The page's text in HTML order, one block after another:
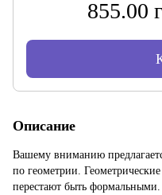
855.00
Описание
Вашему вниманию
по геометрии. Геометрические
перестают быть